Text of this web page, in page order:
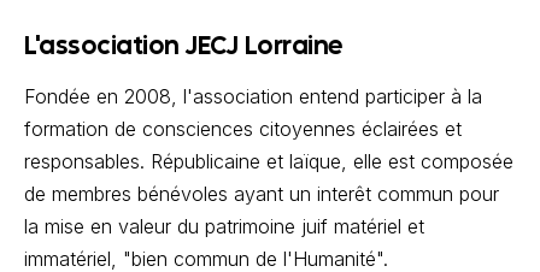
L'association JECJ Lorraine
Fondée en 2008, l'association entend participer à la
formation de consciences citoyennes éclairées et
responsables. Républicaine et laïque, elle est composée
de membres bénévoles ayant un interêt commun pour
la mise en valeur du patrimoine juif matériel et
immatériel, "bien commun de l'Humanité".